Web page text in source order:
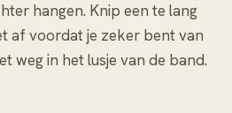
hangen. Knip een te lang
af voordat je zeker bent van
weg in het lusje van de band.